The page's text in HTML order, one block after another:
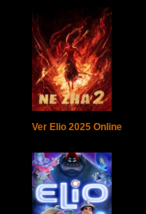
Ver Elio 2025 Online